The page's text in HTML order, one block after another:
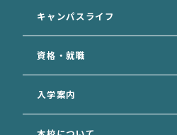
犬の美容学科
愛玩動物看護学科
専攻科
キャンパスライフ
資格・就職
入学案内
入学案内トップ